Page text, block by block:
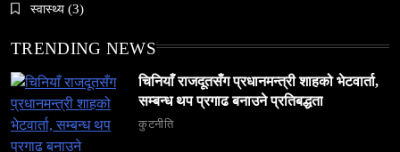
६ महिनामा ३३३ विदेशी नागरिक निष्कासित — ओभरस्टे,
गैरकानुनी गतिविधि र धर्म प्रचारसम्म
स्वास्थ्य (3)
TRENDING NEWS
चिनियाँ राजदूतसँग प्रधानमन्त्री शाहको भेटवार्ता,
सम्बन्ध थप प्रगाढ बनाउने प्रतिबद्धता
कुटनीति